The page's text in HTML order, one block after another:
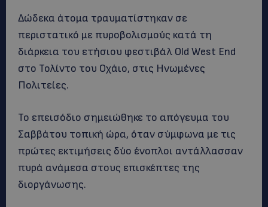
Δώδεκα άτομα τραυματίστηκαν σε
περιστατικό με πυροβολισμούς κατά τη
διάρκεια του ετήσιου φεστιβάλ Old West End
στο Τολίντο του Οχάιο, στις Ηνωμένες
Πολιτείες.
Το επεισόδιο σημειώθηκε το απόγευμα του
Σαββάτου τοπική ώρα, όταν σύμφωνα με τις
πρώτες εκτιμήσεις δύο ένοπλοι αντάλλασσαν
πυρά ανάμεσα στους επισκέπτες της
διοργάνωσης.